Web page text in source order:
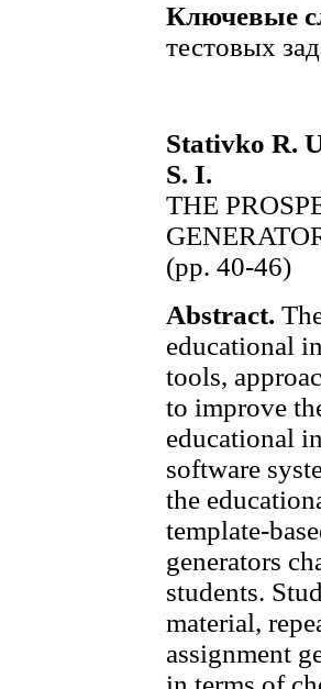
Ключевые
тестовых
Stativko R.
S. I.
THE
(pp. 40-46)
Abstract.
educational
tools,
to improve
educational
software
the
template-
generators
students.
material,
assignment